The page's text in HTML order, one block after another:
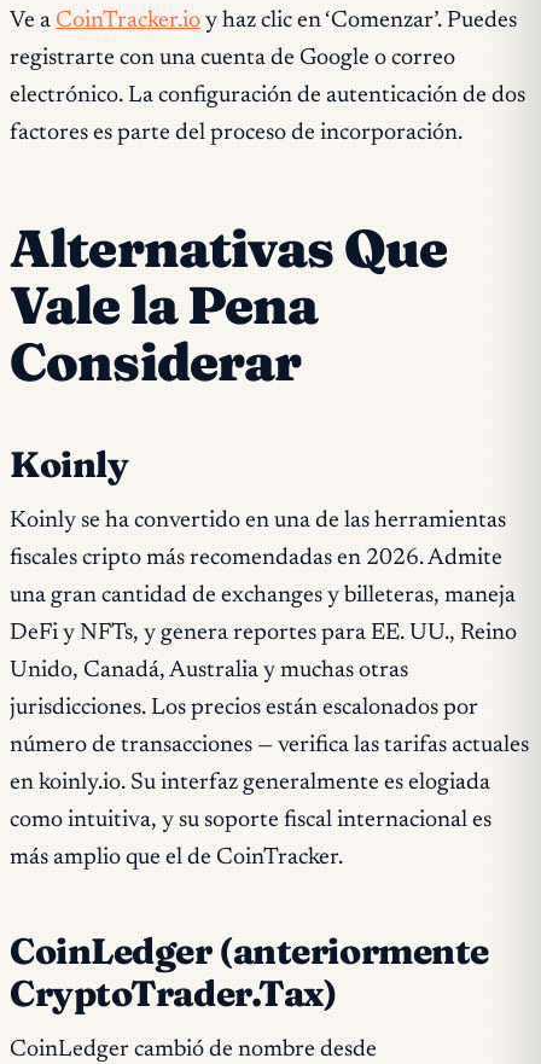
Ve a CoinTracker.io y haz clic en ‘Comenzar’. Puedes
registrarte con una cuenta de Google o correo
electrónico. La configuración de autenticación de dos
factores es parte del proceso de incorporación.
Alternativas Que
Vale la Pena
Considerar
Koinly
Koinly se ha convertido en una de las herramientas
fiscales cripto más recomendadas en 2026. Admite
una gran cantidad de exchanges y billeteras, maneja
DeFi y NFTs, y genera reportes para EE. UU., Reino
Unido, Canadá, Australia y muchas otras
jurisdicciones. Los precios están escalonados por
número de transacciones — verifica las tarifas actuales
en koinly.io. Su interfaz generalmente es elogiada
como intuitiva, y su soporte fiscal internacional es
más amplio que el de CoinTracker.
CoinLedger (anteriormente
CryptoTrader.Tax)
CoinLedger cambió de nombre desde